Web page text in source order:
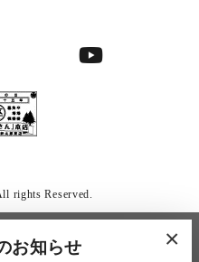
rights Reserved.
×
お知らせ